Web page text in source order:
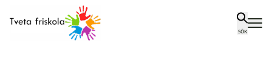
Hoppa till innehåll
Tveta friskola
SÖK